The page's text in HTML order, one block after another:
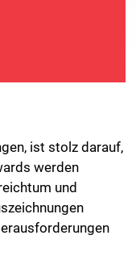
ist stolz darauf,
werden
und